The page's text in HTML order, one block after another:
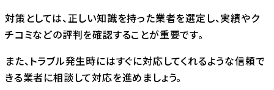
対策としては、正しい知識を持った業者を選定し、実績やク
チコミなどの評判を確認することが重要です。
また、トラブル発生時にはすぐに対応してくれるような信頼で
きる業者に相談して対応を進めましょう。